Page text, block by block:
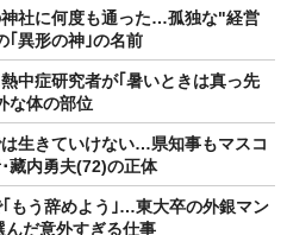
社に何度も通った…孤独な"経営
｢異形の神｣の名前
中症研究者が｢暑いときは真っ先
な体の部位
生きていけない…県知事もマスコ
藏内勇夫(72)の正体
もう辞めよう｣…東大卒の外銀マン
だ意外すぎる仕事